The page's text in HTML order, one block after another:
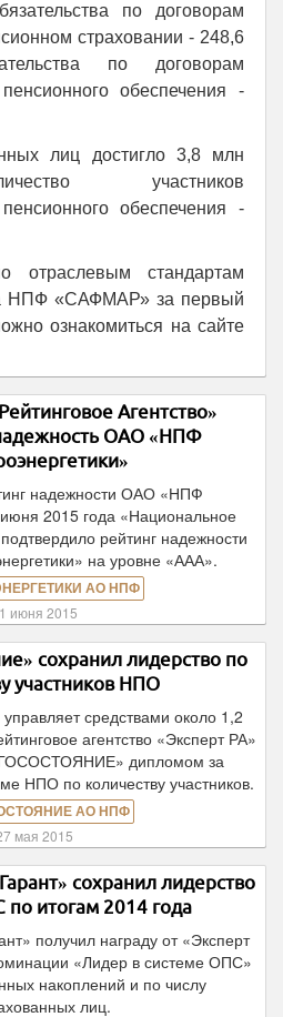
по договорам
страховании - 248,6
по договорам
пенсионного обеспечения -
лиц достигло 3,8 млн
участников
пенсионного обеспечения -
отраслевым стандартам
НПФ «САФМАР» за первый
ознакомиться на сайте
Агентство»
ОАО «НПФ
надежности ОАО «НПФ
июня 2015 года «Национальное
рейтинг надежности
на уровне «ААА».
АО НПФ
июня 2015
сохранил лидерство по
участников НПО
средствами около 1,2
агентство «Эксперт РА»
дипломом за
НПО по количеству участников.
АО НПФ
мая 2015
сохранил лидерство
итогам 2014 года
получил награду от «Эксперт
«Лидер в системе ОПС»
накоплений и по числу
лиц.